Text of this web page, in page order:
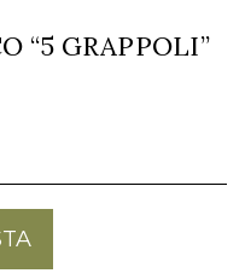
“5 GRAPPOLI”